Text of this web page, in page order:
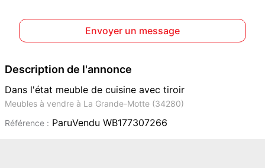
Envoyer un message
Description de l'annonce
Dans l'état meuble de cuisine avec tiroir
Meubles à vendre à La Grande-Motte (34280)
Référence : ParuVendu WB177307266